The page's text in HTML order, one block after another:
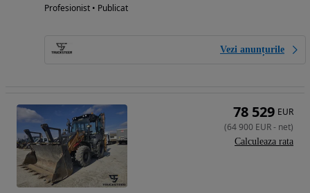
Profesionist • Publicat
Vezi anunțurile
78 529 EUR
(64 900 EUR- net)
Calculeaza rata